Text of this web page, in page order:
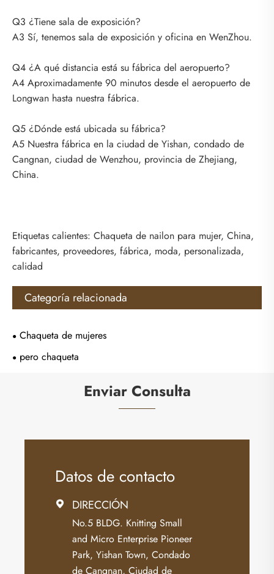
Q3 ¿Tiene sala de exposición?
A3 Sí, tenemos sala de exposición y oficina en WenZhou.
Q4 ¿A qué distancia está su fábrica del aeropuerto?
A4 Aproximadamente 90 minutos desde el aeropuerto de
Longwan hasta nuestra fábrica.
Q5 ¿Dónde está ubicada su fábrica?
A5 Nuestra fábrica en la ciudad de Yishan, condado de
Cangnan, ciudad de Wenzhou, provincia de Zhejiang,
China.
Etiquetas calientes: Chaqueta de nailon para mujer, China,
fabricantes, proveedores, fábrica, moda, personalizada,
calidad
Categoría relacionada
Chaqueta de mujeres
pero chaqueta
Enviar Consulta
Datos de contacto
 DIRECCIÓN
No.5 BLDG. Knitting Small
and Micro Enterprise Pioneer
Park, Yishan Town, Condado
de Cangnan, Ciudad de